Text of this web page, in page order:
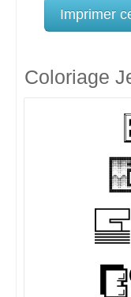
Imprimer
Coloriage